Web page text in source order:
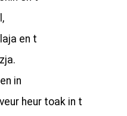
en t
in
heur toak in t